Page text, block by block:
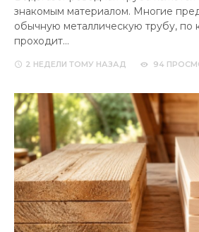
знакомым материалом. Многие
обычную металлическую трубу, по
проходит…
2 НЕДЕЛИ ТОМУ НАЗАД 94